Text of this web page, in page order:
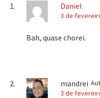
Daniel
3 de
Bah, quase chorei.
mandrei
3 de